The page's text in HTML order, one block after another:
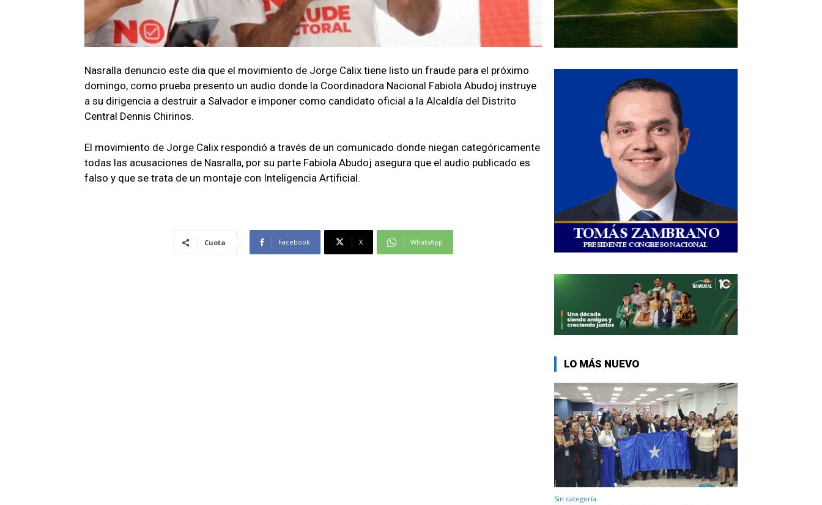
Nasralla denuncio este dia que el movimiento de Jorge Calix tiene listo un fraude para el próximo
domingo, como prueba presento un audio donde la Coordinadora Nacional Fabiola Abudoj instruye
a su dirigencia a destruir a Salvador e imponer como candidato oficial a la Alcaldía del Distrito
Central Dennis Chirinos.
El movimiento de Jorge Calix respondió a través de un comunicado donde niegan categóricamente
todas las acusaciones de Nasralla, por su parte Fabiola Abudoj asegura que el audio publicado es
falso y que se trata de un montaje con Inteligencia Artificial.
Cuota Facebook X WhatsApp
LO MÁS NUEVO
Sin categoría